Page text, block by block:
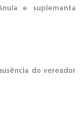
e suplementa
do vereador